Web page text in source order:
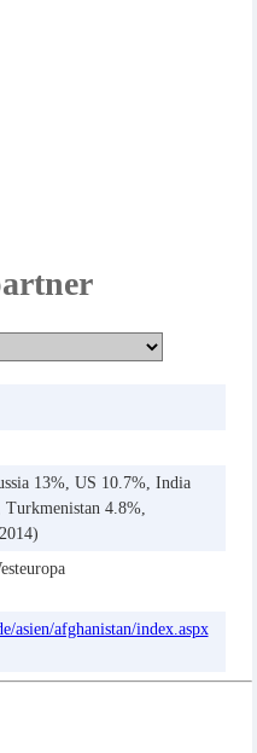
13%, US 10.7%, India
4.8%,
asien/afghanistan/index.aspx